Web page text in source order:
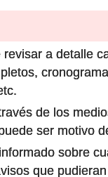
a detalle
de los
ser motivo
sobre
que